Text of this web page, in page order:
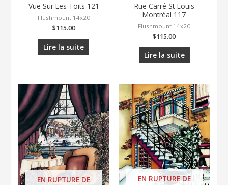
Vue Sur Les Toits 121
Flushmount 14x20
$115.00
Lire la suite
Rue Carré St-Louis
Montréal 117
Flushmount 14x20
$115.00
Lire la suite
EN RUPTURE DE
EN RUPTURE DE